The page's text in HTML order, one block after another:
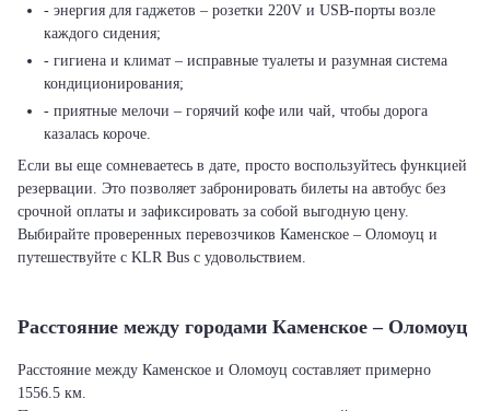
- энергия для гаджетов – розетки 220V и USB-порты возле
каждого сидения;
- гигиена и климат – исправные туалеты и разумная система
кондиционирования;
- приятные мелочи – горячий кофе или чай, чтобы дорога
казалась короче.
Если вы еще сомневаетесь в дате, просто воспользуйтесь функцией
резервации. Это позволяет забронировать билеты на автобус без
срочной оплаты и зафиксировать за собой выгодную цену.
Выбирайте проверенных перевозчиков Каменское – Оломоуц и
путешествуйте с KLR Bus с удовольствием.
Расстояние между городами Каменское – Оломоуц
Расстояние между Каменское и Оломоуц составляет примерно
1556.5 км.